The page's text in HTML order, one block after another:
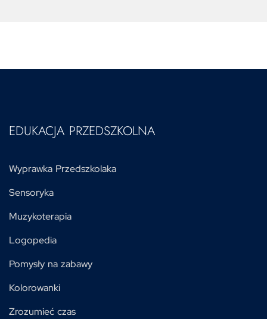
EDUKACJA PRZEDSZKOLNA
Wyprawka Przedszkolaka
Sensoryka
Muzykoterapia
Logopedia
Pomysły na zabawy
Kolorowanki
Zrozumieć czas